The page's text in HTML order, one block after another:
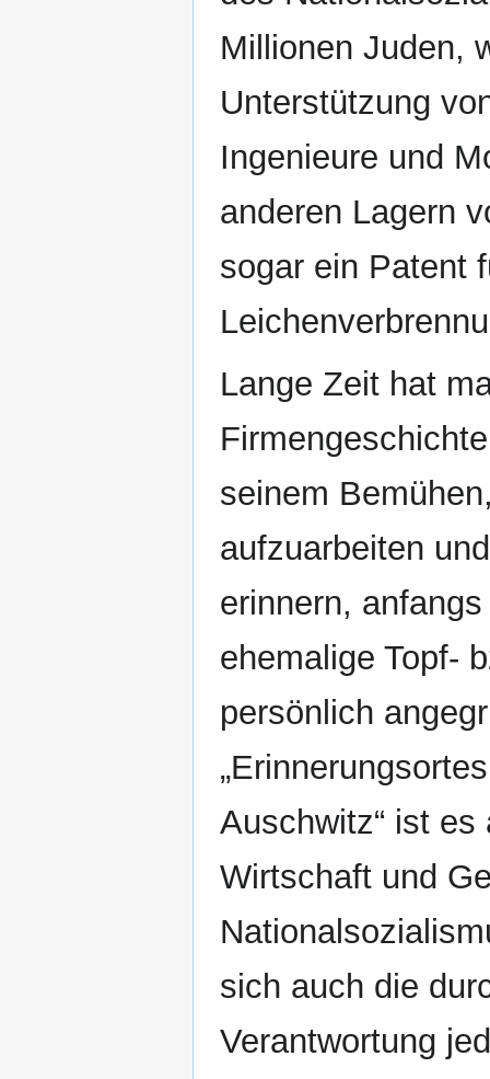
Millionen Juden,
Unterstützung
Ingenieure und
anderen Lagern
sogar ein Patent
Lange Zeit hat
seinem
aufzuarbeiten
erinnern,
ehemalige Topf-
persönlich
Auschwitz“ ist es
Wirtschaft und
sich auch die
Verantwortung